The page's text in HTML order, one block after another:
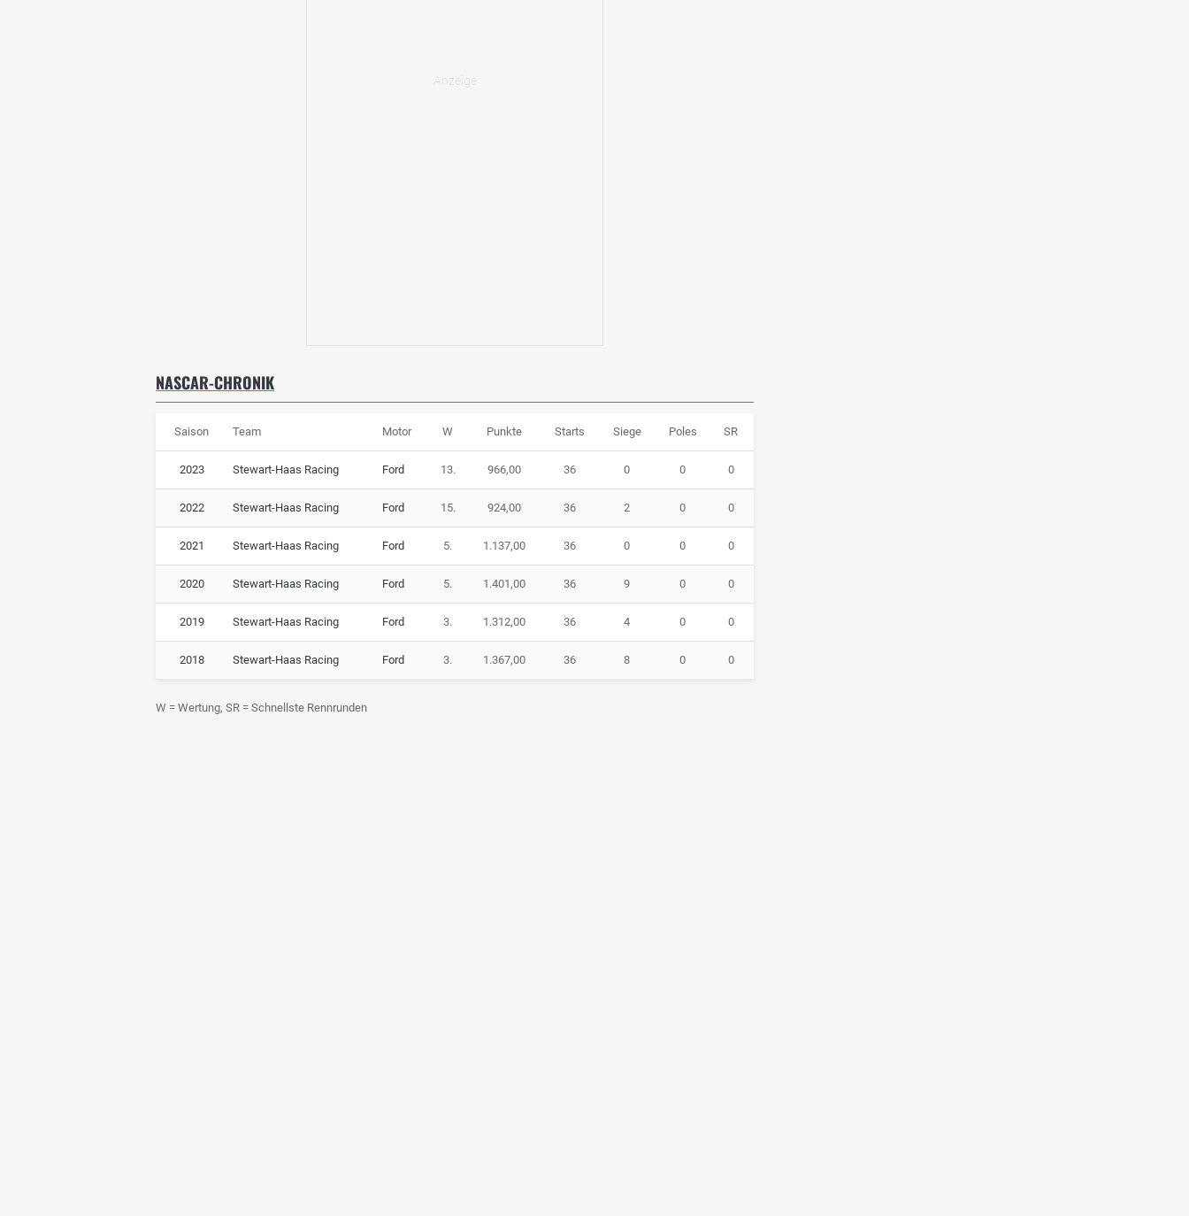
NASCAR-CHRONIK
Saison Team Motor W Punkte Starts Siege Poles SR
2023 Stewart-Haas Racing Ford 13. 966,00 36 0 0 0
2022 Stewart-Haas Racing Ford 15. 924,00 36 2 0 0
2021 Stewart-Haas Racing Ford 5. 1.137,00 36 0 0 0
2020 Stewart-Haas Racing Ford 5. 1.401,00 36 9 0 0
2019 Stewart-Haas Racing Ford 3. 1.312,00 36 4 0 0
2018 Stewart-Haas Racing Ford 3. 1.367,00 36 8 0 0
W = Wertung, SR = Schnellste Rennrunden